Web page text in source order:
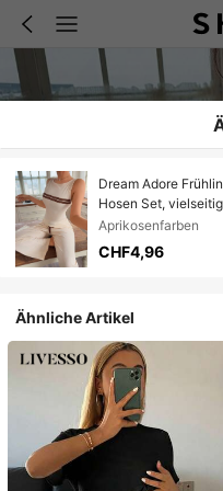
Dream Adore
Hosen Set,
Aprikosenfarben
CHF4,96
Ähnliche Artikel